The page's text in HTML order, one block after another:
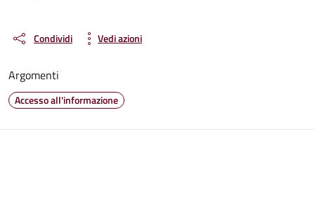
Condividi Vedi azioni
Argomenti
Accesso all'informazione